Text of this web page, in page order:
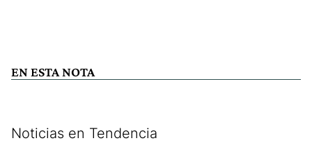
EN ESTA NOTA
Noticias en Tendencia